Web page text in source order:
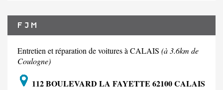
F J M
Entretien et réparation de voitures à CALAIS (à 3.6km de
Coulogne)
112 BOULEVARD LA FAYETTE 62100 CALAIS